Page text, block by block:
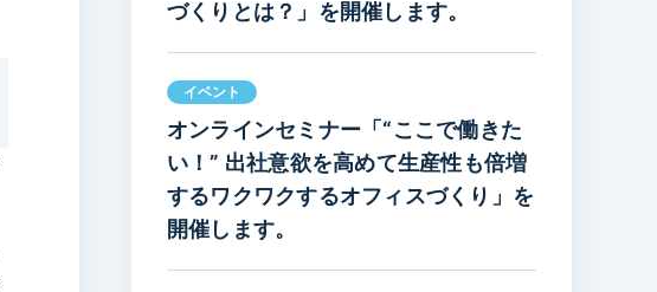
づくりとは？」を開催します。
イベント
オンラインセミナー「“ここで働きた
い！” 出社意欲を高めて生産性も倍増
するワクワクするオフィスづくり」を
開催します。